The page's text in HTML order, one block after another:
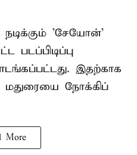
நடிக்கும் 'சேயோன்'
படப்பிடிப்பு
இதற்காக
மதுரையை நோக்கிப்
More